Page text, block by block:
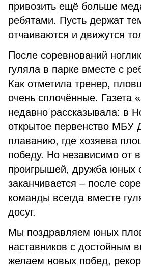
привозить ещё больше
ребятами. Пусть держат
отчаиваются и движутся
После соревнований
гуляла в парке вместе с
Как отметила тренер,
очень сплочённые. Газета
недавно рассказывала: в
открытое первенство
плаванию, где хозяева
победу. Но независимо от
проигрышей, дружба юных
заканчивается – после
команды всегда вместе
досуг.
Мы поздравляем юных
наставников с достойным
желаем новых побед,